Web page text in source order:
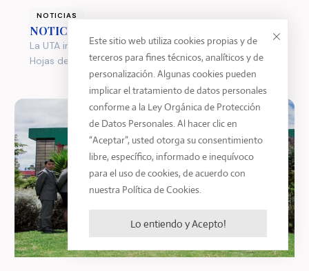
NOTICIAS
NOTICIA PRENSA
La UTA invita a la colectividad a participar del curso
Hojas de Cálculo Aplicado a las Finanzas
Este sitio web utiliza cookies propias y de
terceros para fines técnicos, analíticos y de
personalización. Algunas cookies pueden
implicar el tratamiento de datos personales
conforme a la Ley Orgánica de Protección
de Datos Personales. Al hacer clic en
“Aceptar”, usted otorga su consentimiento
libre, específico, informado e inequívoco
para el uso de cookies, de acuerdo con
nuestra Política de Cookies.
Lo entiendo y Acepto!